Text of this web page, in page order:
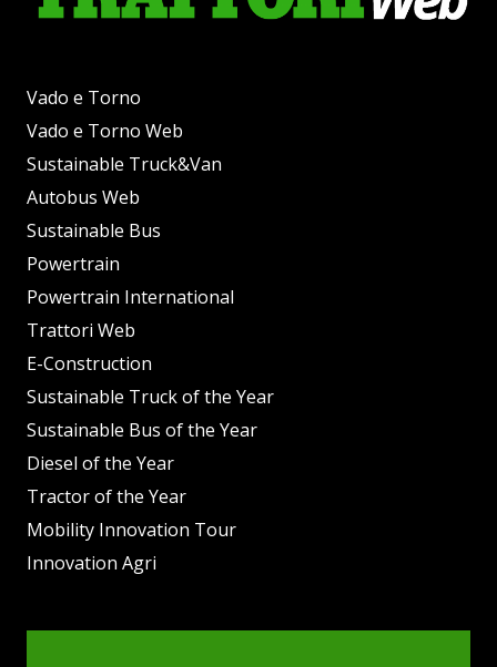
Vado e Torno
Vado e Torno Web
Sustainable Truck&Van
Autobus Web
Sustainable Bus
Powertrain
Powertrain International
Trattori Web
E-Construction
Sustainable Truck of the Year
Sustainable Bus of the Year
Diesel of the Year
Tractor of the Year
Mobility Innovation Tour
Innovation Agri